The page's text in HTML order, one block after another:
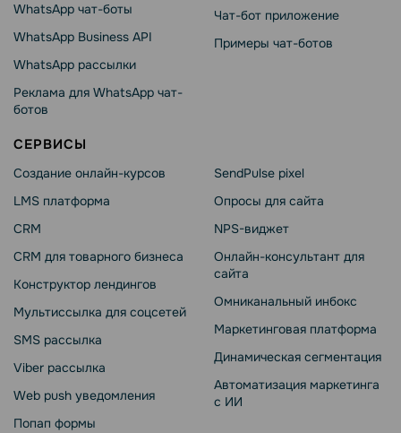
WhatsApp чат-боты
WhatsApp Business API
WhatsApp рассылки
Реклама для WhatsApp чат-
ботов
Чат-бот приложение
Примеры чат-ботов
СЕРВИСЫ
Создание онлайн-курсов
LMS платформа
CRM
CRM для товарного бизнеса
Конструктор лендингов
Мультиссылка для соцсетей
SMS рассылка
Viber рассылка
Web push уведомления
Попап формы
SendPulse pixel
Опросы для сайта
NPS-виджет
Онлайн-консультант для
сайта
Омниканальный инбокс
Маркетинговая платформа
Динамическая сегментация
Автоматизация маркетинга
с ИИ